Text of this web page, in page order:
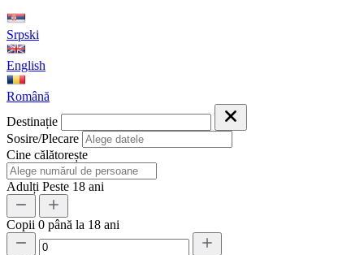
Srpski
English
Română
Destinație
Sosire/Plecare
Cine călătorește
Adulți Peste 18 ani
Copii 0 până la 18 ani